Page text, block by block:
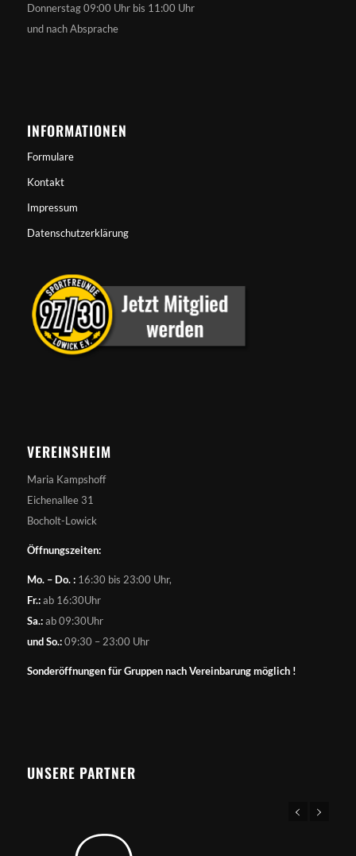
Donnerstag 09:00 Uhr bis 11:00 Uhr
und nach Absprache
INFORMATIONEN
Formulare
Kontakt
Impressum
Datenschutzerklärung
VEREINSHEIM
Maria Kampshoff
Eichenallee 31
Bocholt-Lowick
Öffnungszeiten:
Mo. – Do. :16:30 bis 23:00 Uhr,
Fr.:ab 16:30Uhr
Sa.:ab 09:30Uhr
und So.:09:30 – 23:00 Uhr
Sonderöffnungen für Gruppen nach Vereinbarung möglich !
UNSERE PARTNER